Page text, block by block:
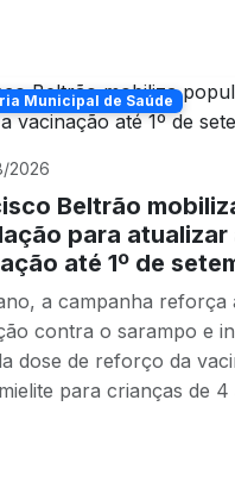
Municipal de Saúde
2026
Beltrão
para atualizar
até 1º de
a campanha reforça
contra o sarampo e
dose de reforço da
para crianças de 4